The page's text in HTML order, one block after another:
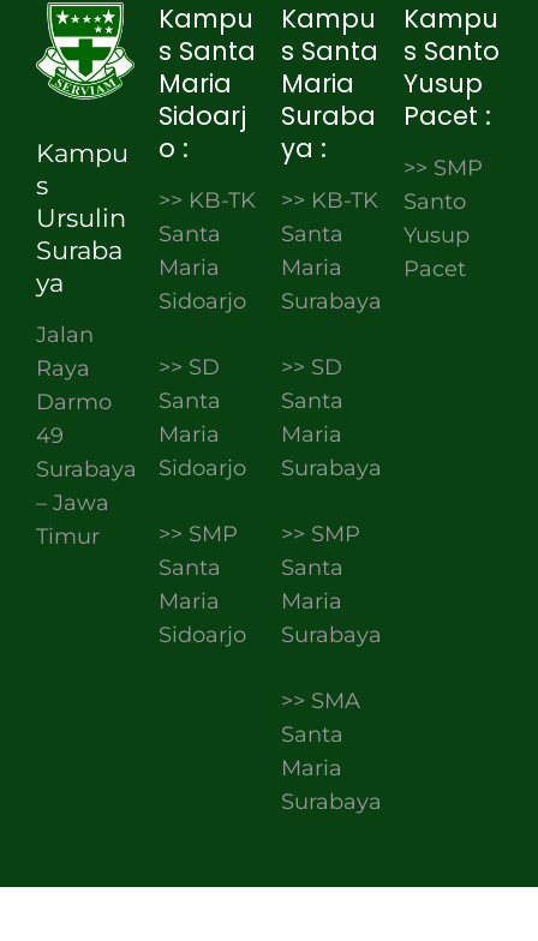
Kampu
s
Ursulin
Suraba
ya
Jalan
Raya
Darmo
49
Surabaya
– Jawa
Timur
Kampu
s Santa
Maria
Sidoarj
o :
>> KB-TK
Santa
Maria
Sidoarjo
>> SD
Santa
Maria
Sidoarjo
>> SMP
Santa
Maria
Sidoarjo
Kampu
s Santa
Maria
Suraba
ya :
>> KB-TK
Santa
Maria
Surabaya
>> SD
Santa
Maria
Surabaya
>> SMP
Santa
Maria
Surabaya
>> SMA
Santa
Maria
Surabaya
Kampu
s Santo
Yusup
Pacet :
>> SMP
Santo
Yusup
Pacet